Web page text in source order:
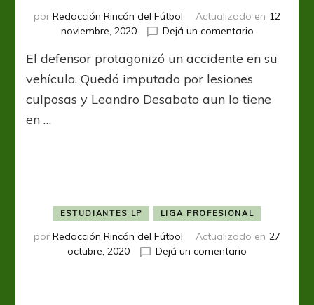
por Redacción Rincón del Fútbol Actualizado en 12
noviembre, 2020
Dejá un comentarioen
preserva
Fernando
El defensor protagonizó un accidente en su
vehículo. Quedó imputado por lesiones
culposas y Leandro Desabato aun lo tiene
en …
ESTUDIANTES LP LIGA PROFESIONAL
por Redacción Rincón del Fútbol Actualizado en 27
octubre, 2020
Dejá un comentario